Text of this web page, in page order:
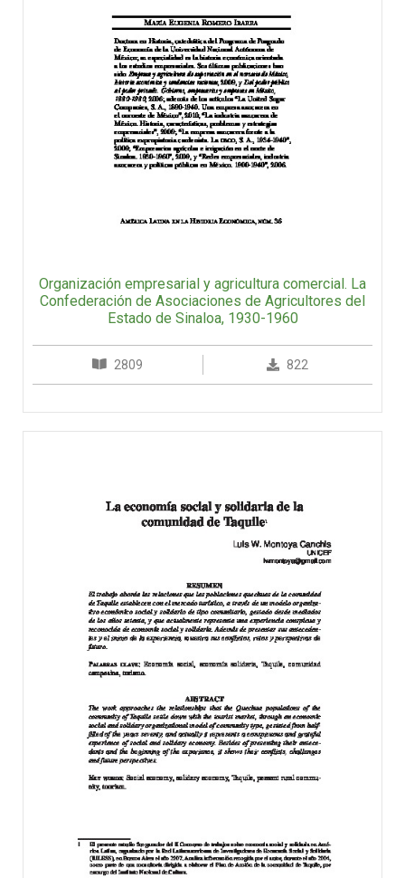
Organización empresarial y agricultura comercial. La
Confederación de Asociaciones de Agricultores del
Estado de Sinaloa, 1930-1960
2809 822